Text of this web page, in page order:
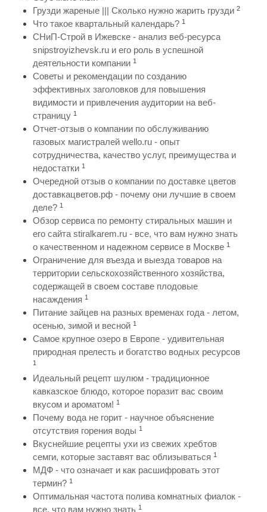
Грузди жареные ||| Сколько нужно жарить грузди 2
Что такое квартальный календарь? 1
СНиП-Строй в Ижевске - анализ веб-ресурса
snipstroyizhevsk.ru и его роль в успешной
деятельности компании 1
Советы и рекомендации по созданию
эффективных заголовков для повышения
видимости и привлечения аудитории на веб-
страницу 1
Отчет-отзыв о компании по обслуживанию
газовых магистралей wello.ru - опыт
сотрудничества, качество услуг, преимущества и
недостатки 1
Очередной отзыв о компании по доставке цветов
доставкацветов.рф - почему они лучшие в своем
деле? 1
Обзор сервиса по ремонту стиральных машин и
его сайта stiralkarem.ru - все, что вам нужно знать
о качественном и надежном сервисе в Москве 1
Ограничение для въезда и выезда товаров на
территории сельскохозяйственного хозяйства,
содержащей в своем составе плодовые
насаждения 1
Питание зайцев на разных временах года - летом,
осенью, зимой и весной 1
Самое крупное озеро в Европе - удивительная
природная прелесть и богатство водных ресурсов
1
Идеальный рецепт шулюм - традиционное
кавказское блюдо, которое поразит вас своим
вкусом и ароматом! 1
Почему вода не горит - научное объяснение
отсутствия горения воды 1
Вкуснейшие рецепты ухи из свежих хребтов
семги, которые заставят вас облизываться 1
МДФ - что означает и как расшифровать этот
термин? 1
Оптимальная частота полива комнатных фиалок -
все, что вам нужно знать 1